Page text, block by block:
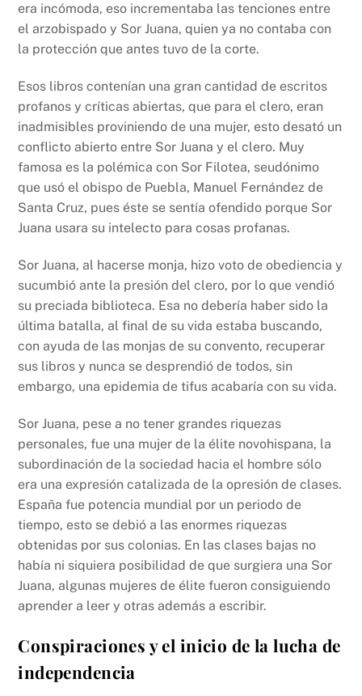
era incómoda, eso incrementaba las tenciones entre
el arzobispado y Sor Juana, quien ya no contaba con
la protección que antes tuvo de la corte.
Esos libros contenían una gran cantidad de escritos
profanos y críticas abiertas, que para el clero, eran
inadmisibles proviniendo de una mujer, esto desató un
conflicto abierto entre Sor Juana y el clero. Muy
famosa es la polémica con Sor Filotea, seudónimo
que usó el obispo de Puebla, Manuel Fernández de
Santa Cruz, pues éste se sentía ofendido porque Sor
Juana usara su intelecto para cosas profanas.
Sor Juana, al hacerse monja, hizo voto de obediencia y
sucumbió ante la presión del clero, por lo que vendió
su preciada biblioteca. Esa no debería haber sido la
última batalla, al final de su vida estaba buscando,
con ayuda de las monjas de su convento, recuperar
sus libros y nunca se desprendió de todos, sin
embargo, una epidemia de tifus acabaría con su vida.
Sor Juana, pese a no tener grandes riquezas
personales, fue una mujer de la élite novohispana, la
subordinación de la sociedad hacia el hombre sólo
era una expresión catalizada de la opresión de clases.
España fue potencia mundial por un periodo de
tiempo, esto se debió a las enormes riquezas
obtenidas por sus colonias. En las clases bajas no
había ni siquiera posibilidad de que surgiera una Sor
Juana, algunas mujeres de élite fueron consiguiendo
aprender a leer y otras además a escribir.
Conspiraciones y el inicio de la lucha de
independencia